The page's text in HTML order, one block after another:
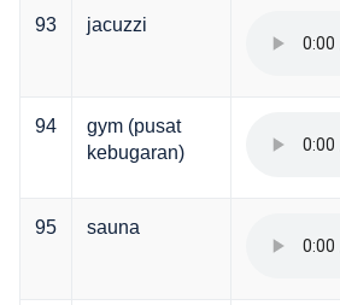
93 jacuzzi
94
gym (pusat
kebugaran)
95 sauna